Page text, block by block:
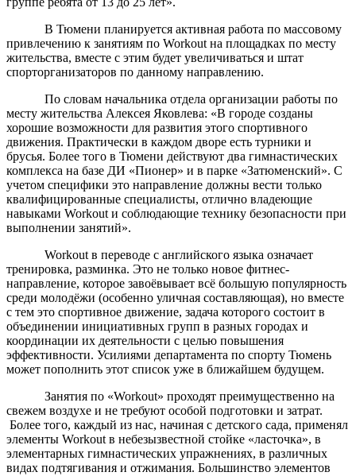
В Тюмени планируется активная работа по массовому
привлечению к занятиям по Workout на площадках по месту
жительства, вместе с этим будет увеличиваться и штат
спорторганизаторов по данному направлению.
По словам начальника отдела организации работы по
месту жительства Алексея Яковлева: «В городе созданы
хорошие возможности для развития этого спортивного
движения. Практически в каждом дворе есть турники и
брусья. Более того в Тюмени действуют два гимнастических
комплекса на базе ДИ «Пионер» и в парке «Затюменский». С
учетом специфики это направление должны вести только
квалифицированные специалисты, отлично владеющие
навыками Workout и соблюдающие технику безопасности при
выполнении занятий».
Workout в переводе с английского языка означает
тренировка, разминка. Это не только новое фитнес-
направление, которое завоёвывает всё большую популярность
среди молодёжи (особенно уличная составляющая), но вместе
с тем это спортивное движение, задача которого состоит в
объединении инициативных групп в разных городах и
координации их деятельности с целью повышения
эффективности. Усилиями департамента по спорту Тюмень
может пополнить этот список уже в ближайшем будущем.
Занятия по «Workout» проходят преимущественно на
свежем воздухе и не требуют особой подготовки и затрат.
Более того, каждый из нас, начиная с детского сада, применял
элементы Workout в небезызвестной стойке «ласточка», в
элементарных гимнастических упражнениях, в различных
видах подтягивания и отжимания. Большинство элементов